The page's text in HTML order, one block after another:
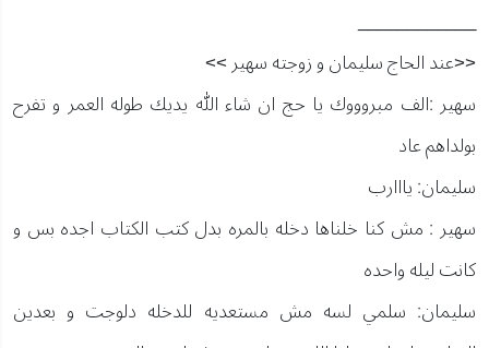
____________
<<عند الحاج سليمان و زوجته سهير >>
سهير :الف مبروووك يا حج ان شاء الله يديك طوله العمر و تفرح
بولداهم عاد
سليمان: يااارب
سهير : مش كنا خلناها دخله بالمره بدل كتب الكتاب اجده بس و
كانت ليله واحده
سليمان: سلمي لسه مش مستعديه للدخله دلوجت و بعدين